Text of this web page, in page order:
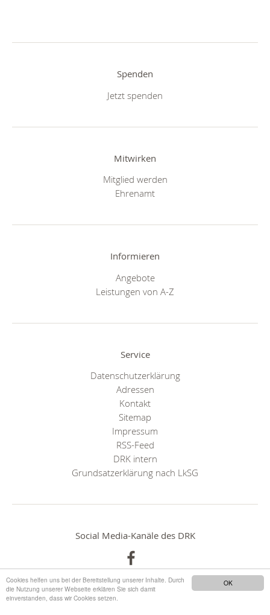
OK
Cookies helfen uns bei der Bereitstellung unserer Inhalte. Durch
die Nutzung unserer Webseite erklären Sie sich damit
einverstanden, dass wir Cookies setzen.
Spenden
Jetzt spenden
Mitwirken
Mitglied werden
Ehrenamt
Informieren
Angebote
Leistungen von A-Z
Service
Datenschutzerklärung
Adressen
Kontakt
Sitemap
Impressum
RSS-Feed
DRK intern
Grundsatzerklärung nach LkSG
Social Media-Kanäle des DRK